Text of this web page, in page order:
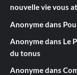
nouvelle vie vous
Anonymedans
Anonymedans Le
du tonus
Anonymedans